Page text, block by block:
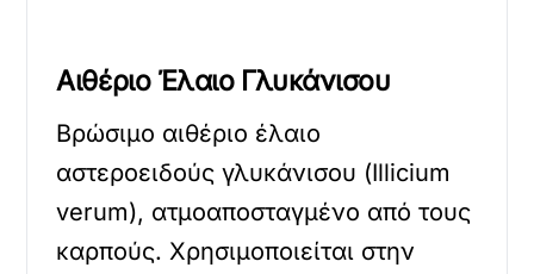
Αιθέριο Έλαιο Γλυκάνισου
Βρώσιμο αιθέριο έλαιο
αστεροειδούς γλυκάνισου (Illicium
verum), ατμοαποσταγμένο από τους
καρπούς. Χρησιμοποιείται στην